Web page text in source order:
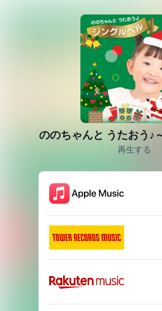
ののちゃんと うたおう♪
再生する